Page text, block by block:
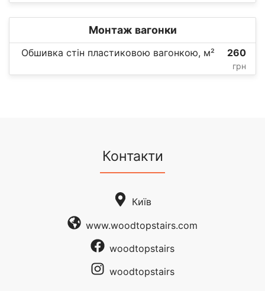
Монтаж вагонки
Обшивка стін пластиковою вагонкою, м² 260
грн
Контакти
Київ
www.woodtopstairs.com
woodtopstairs
woodtopstairs